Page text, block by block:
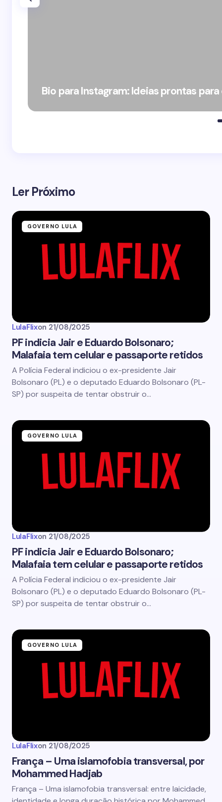
Bio para Instagram: Ideias prontas
Ler Próximo
GOVERNO LULA
LulaFlixon 21/08/2025
PF indicia Jair e Eduardo Bolsonaro;
Malafaia tem celular e passaporte retidos
A Polícia Federal indiciou o ex-presidente Jair
Bolsonaro (PL) e o deputado Eduardo Bolsonaro (PL-
SP) por suspeita de tentar obstruir o…
GOVERNO LULA
LulaFlixon 21/08/2025
PF indicia Jair e Eduardo Bolsonaro;
Malafaia tem celular e passaporte retidos
A Polícia Federal indiciou o ex-presidente Jair
Bolsonaro (PL) e o deputado Eduardo Bolsonaro (PL-
SP) por suspeita de tentar obstruir o…
GOVERNO LULA
LulaFlixon 21/08/2025
França – Uma islamofobia transversal, por
Mohammed Hadjab
França – Uma islamofobia transversal: entre laicidade,